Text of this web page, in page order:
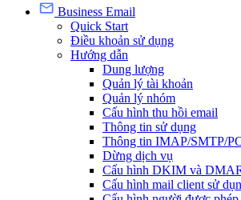
Business Email
Quick Start
Điều khoản sử dụng
Hướng dẫn
Dung lượng
Quản lý tài khoản
Quản lý nhóm
Cấu hình thu hồi email
Thông tin sử dụng
Thông tin IMAP/SMTP/
Dừng dịch vụ
Cấu hình DKIM và
Cấu hình mail client sử